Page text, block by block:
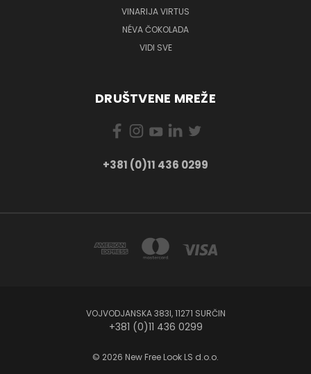
VINARIJA VIRTUS
NÉVA ČOKOLADA
VIDI SVE
DRUŠTVENE MREŽE
+381 (0)11 436 0299
VOJVODJANSKA 383I, 11271 SURČIN
+381 (0)11 436 0299
© 2026 New Free Look LS d.o.o.